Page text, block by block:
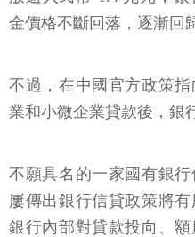
金價格不斷回落，逐漸回
不過，在中國官方政策
業和小微企業貸款後，銀
不願具名的一家國有銀
屢傳出銀行信貸政策將
銀行內部對貸款投向、